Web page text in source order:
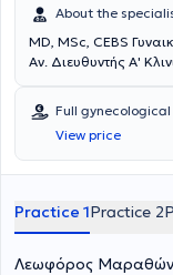
About the
MD, MSc, CEBS
Αν. Διευθυντής Α'
Full
View price
Practice 1Practice 2
Λεωφόρος